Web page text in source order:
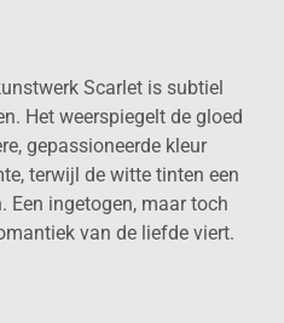
Scarlet is subtiel
Het weerspiegelt de gloed
gepassioneerde kleur
terwijl de witte tinten een
Een ingetogen, maar toch
van de liefde viert.